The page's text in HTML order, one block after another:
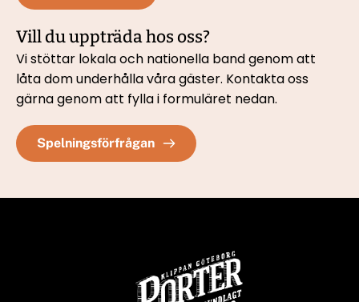
Vill du uppträda hos oss?
Vi stöttar lokala och nationella band genom att
låta dom underhålla våra gäster. Kontakta oss
gärna genom att fylla i formuläret nedan.
Spelningsförfrågan